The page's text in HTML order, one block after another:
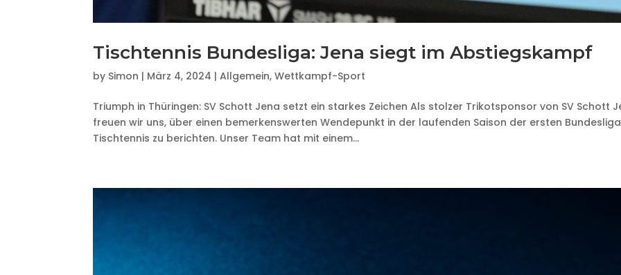
Tischtennis Bundesliga: Jena siegt im Abstiegskampf
by Simon | März 4, 2024 |Allgemein,Wettkampf-Sport
Triumph in Thüringen: SV Schott Jena setzt ein starkes Zeichen Als stolzer Trikotsponsor von SV Schott
freuen wir uns, über einen bemerkenswerten Wendepunkt in der laufenden Saison der ersten
Tischtennis zu berichten. Unser Team hat mit einem...